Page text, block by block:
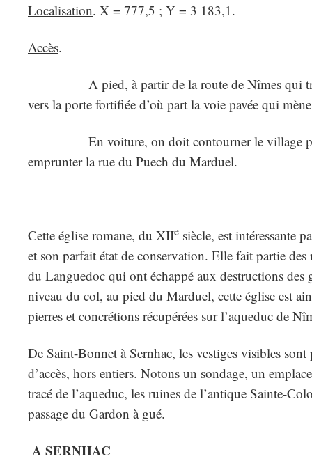
Localisation. X = 777,5 ; Y = 3 183,1.
Accès.
– A pied, à partir de la route de Nîmes qui
vers la porte fortifiée d’où part la voie pavée qui
– En voiture, on doit contourner le village par
emprunter la rue du Puech du Marduel.
Cette église romane, du XIIe siècle, est intéressante
et son parfait état de conservation. Elle fait partie des
du Languedoc qui ont échappé aux destructions des
niveau du col, au pied du Marduel, cette église est
pierres et concrétions récupérées sur l’aqueduc de
De Saint-Bonnet à Sernhac, les vestiges visibles
d’accès, hors entiers. Notons un sondage, un
tracé de l’aqueduc, les ruines de l’antique Sainte-
passage du Gardon à gué.
A SERNHAC